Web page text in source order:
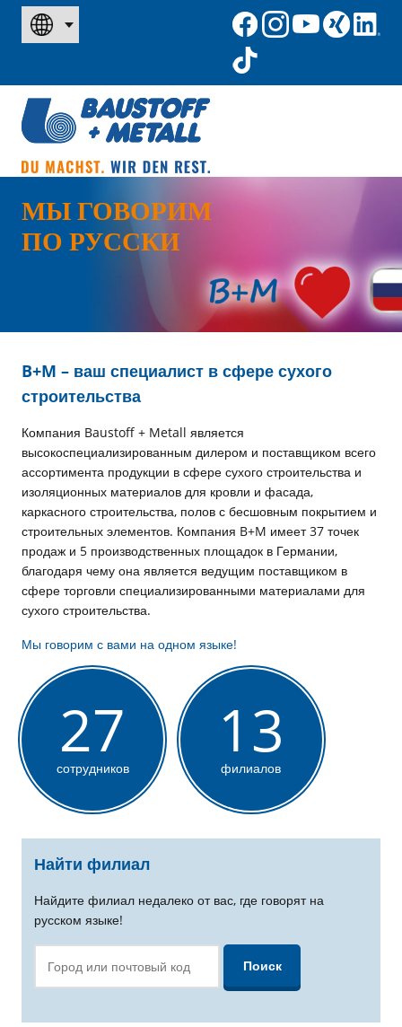
МЫ ГОВОРИМ
ПО РУССКИ
B+M – ваш специалист в сфере сухого
строительства
Компания Baustoff + Metall является
высокоспециализированным дилером и поставщиком всего
ассортимента продукции в сфере сухого строительства и
изоляционных материалов для кровли и фасада,
каркасного строительства, полов с бесшовным покрытием и
строительных элементов. Компания B+M имеет 37 точек
продаж и 5 производственных площадок в Германии,
благодаря чему она является ведущим поставщиком в
сфере торговли специализированными материалами для
сухого строительства.
Мы говорим с вами на одном языке!
27
сотрудников 13
филиалов
Найти филиал
Найдите филиал недалеко от вас, где говорят на
русском языке!